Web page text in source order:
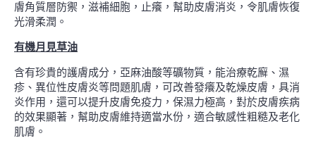
膚角質層防禦，滋補細胞，止癢，幫助皮膚消炎，令肌膚恢復
光滑柔潤。
有機月見草油
含有珍貴的護膚成分，亞麻油酸等礦物質，能治療乾廯、濕
疹、異位性皮膚炎等問題肌膚，可改善發癢及乾燥皮膚，具消
炎作用，還可以提升皮膚免疫力，保濕力極高，對於皮膚疾病
的效果顯著，幫助皮膚維持適當水份，適合敏感性粗糙及老化
肌膚。